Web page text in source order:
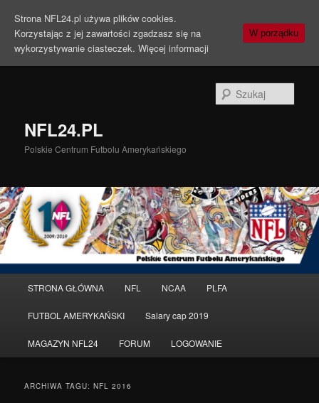
NFL24.PL
Polskie Centrum Futbolu Amerykańskiego
główne
Przeskocz
do
tekstu
Przeskocz
do
widgetów
STRONA GŁÓWNA NFL NCAA PLFA
FUTBOL AMERYKAŃSKI Salary cap 2019
MAGAZYN NFL24 FORUM LOGOWANIE
ARCHIWA TAGU:NFL 2016
Strona NFL24.pl używa plików cookies.
Korzystając z jej zawartości zgadzasz się na
wykorzystywanie ciasteczek. Więcej informacji
W porządku